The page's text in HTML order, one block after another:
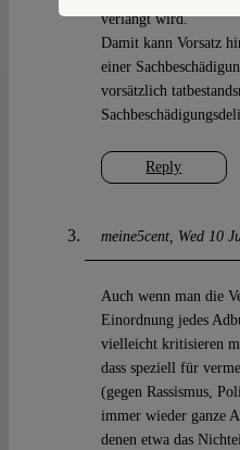
Reply
verlangt wird.
Damit kann Vorsatz
einer
vorsätzlich
meine5cent Wed 10
Auch wenn man die
Einordnung jedes
vielleicht kritisieren
dass speziell für
(gegen Rassismus,
immer wieder ganze
denen etwa das